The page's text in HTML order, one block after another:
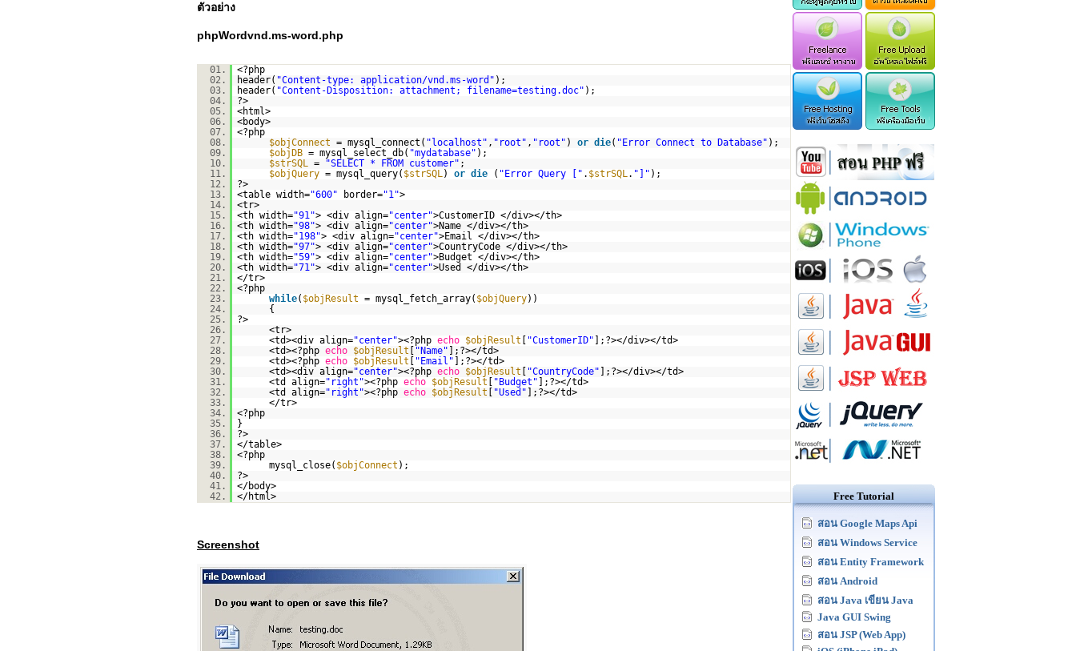
ตัวอย่าง
phpWordvnd.ms-word.php
01.
<?php
02.
header( "Content-type: application/vnd.ms-word" );
03.
header( "Content-Disposition: attachment; filename=testing.doc" );
04.
?>
05.
<html>
06.
<body>
07.
<?php
08.
$objConnect = mysql_connect( "localhost" , "root" , "root" ) or die( "Error Connect to Database" );
09.
$objDB = mysql_select_db( "mydatabase" );
10.
$strSQL = "SELECT * FROM customer" ;
11.
$objQuery = mysql_query( $strSQL) or die ( "Error Query [" . $strSQL. "]" );
12.
?>
13.
<table width="600" border="1">
14.
<tr>
15.
<th width="91"> <div align="center">CustomerID </div></th>
16.
<th width="98"> <div align="center">Name </div></th>
17.
<th width="198"> <div align="center">Email </div></th>
18.
<th width="97"> <div align="center">CountryCode </div></th>
19.
<th width="59"> <div align="center">Budget </div></th>
20.
<th width="71"> <div align="center">Used </div></th>
21.
</tr>
22.
<?php
23.
while( $objResult = mysql_fetch_array( $objQuery))
24.
{
25.
?>
26.
<tr>
27.
<td><div align="center"><?php echo $objResult "CustomerID" ];?></div></td>
28.
<td><?php echo $objResult "Name" ];?></td>
29.
<td><?php echo $objResult "Email" ];?></td>
30.
<td><div align="center"><?php echo $objResult "CountryCode" ];?></div></td>
31.
<td align="right"><?php echo $objResult "Budget" ];?></td>
32.
<td align="right"><?php echo $objResult "Used" ];?></td>
33.
</tr>
34.
<?php
35.
}
36.
?>
37.
</table>
38.
<?php
39.
mysql_close( $objConnect );
40.
?>
41.
</body>
42.
</html>
Screenshot
Free Tutorial
สอน Google Maps Api
สอน Windows Service
สอน Entity Framework
สอน Android
สอน Java เขียน Java
Java GUI Swing
สอน JSP (Web App)